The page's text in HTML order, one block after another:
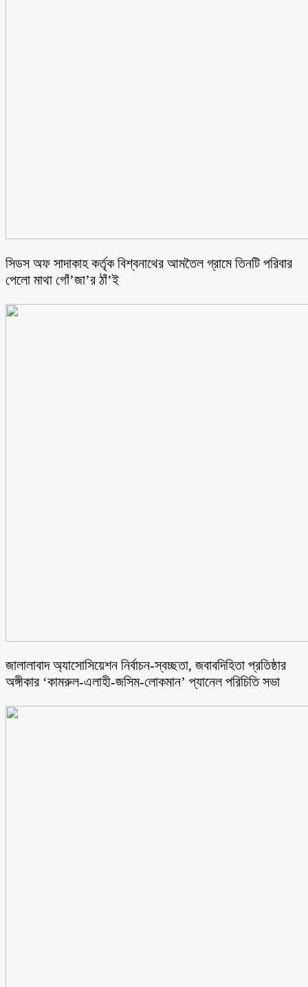
সিডস অফ সাদাকাহ কর্তৃক বিশ্বনাথের আমতৈল গ্রামে তিনটি পরিবার
পেলো মাথা গোঁ’জা’র ঠাঁ’ই
জালালাবাদ অ্যাসোসিয়েশন নির্বাচন-স্বচ্ছতা, জবাবদিহিতা প্রতিষ্ঠার
অঙ্গীকার ‘কামরুল-এলাহী-জসিম-লোকমান’ প্যানেল পরিচিতি সভা